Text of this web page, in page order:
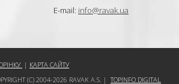
E-mail: info@ravak.ua
| КАРТА САЙТУ
(C) 2004-2026 RAVAK A.S. |TOPINFO DIGITAL